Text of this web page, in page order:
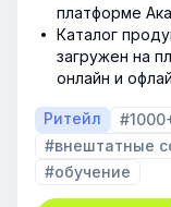
платформе
Каталог
загружен на
онлайн и
Ритейл
#внештатные
#обучение